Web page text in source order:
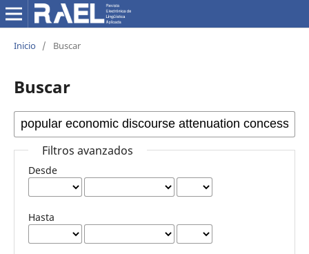
Inicio / Buscar
Buscar
Filtros avanzados
Desde
Hasta